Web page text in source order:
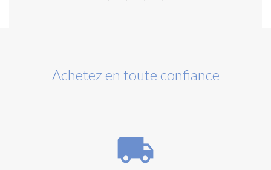
Achetez en toute confiance
local_shipping